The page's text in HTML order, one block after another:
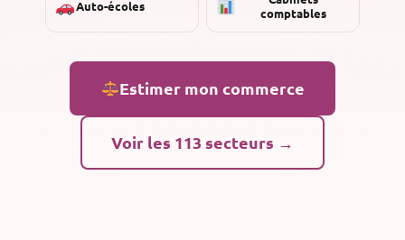
Auto-écoles
comptables
Estimer mon commerce
Voir les 113 secteurs →